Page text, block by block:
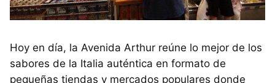
Hoy en día, la Avenida Arthur reúne lo mejor de los
sabores de la Italia auténtica en formato de
pequeñas tiendas y mercados populares donde